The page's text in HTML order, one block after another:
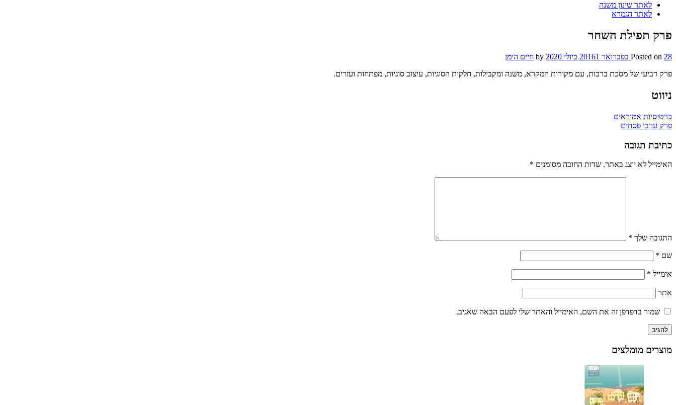
לאתר שינון משנה
לאתר הגמרא
פרק תפילת השחר
Posted on 28 בפברואר 2016 1 ביולי 2020
חיים הימן
פרק רביעי של מסכת ברכות, עם מקורות המקרא, משנה ומקבילות, חלקות הסוגיות, עיצוב סוגיות, מפתחות ועזרים.
ניווט
כרטיסיות אמוראים
פרק ערבי פסחים
כתיבת תגובה
האימייל לא יוצג באתר. שדות החובה מסומנים *
התגובה שלך *
שם *
אימייל *
אתר
שמור בדפדפן זה את השם, האימייל והאתר שלי לפעם הבאה שאגיב.
מוצרים מומלצים